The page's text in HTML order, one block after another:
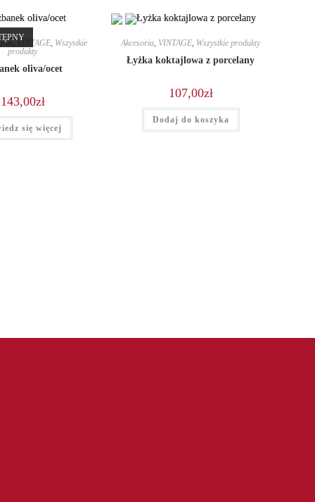
,VINTAGE, Wszystkie
produkty
oliva/ocet
143,00zł
się więcej
Akcesoria, VINTAGE, Wszystkie produkty
Łyżka koktajlowa z porcelany
107,00zł
Dodaj do koszyka